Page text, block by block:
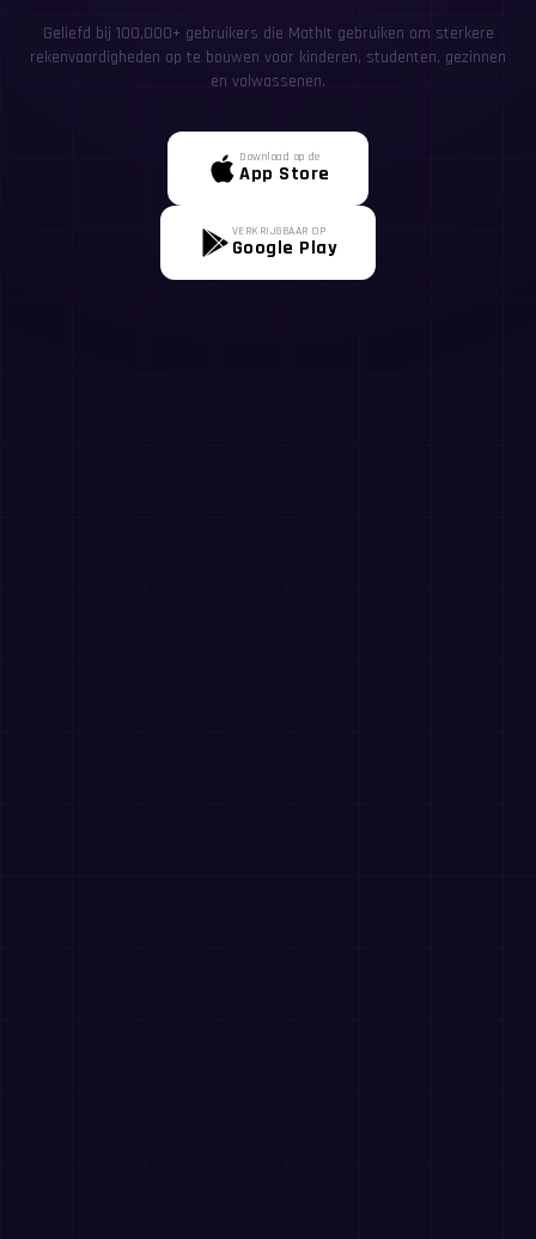
Geliefd bij 100,000+ gebruikers die MathIt gebruiken om sterkere
rekenvaardigheden op te bouwen voor kinderen, studenten, gezinnen
en volwassenen.
Download op de
App Store
VERKRIJGBAAR OP
Google Play